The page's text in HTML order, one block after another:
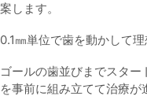
案します。
0.1㎜単位で歯を動かして
ゴールの歯並びまでスタ
を事前に組み立てて治療が